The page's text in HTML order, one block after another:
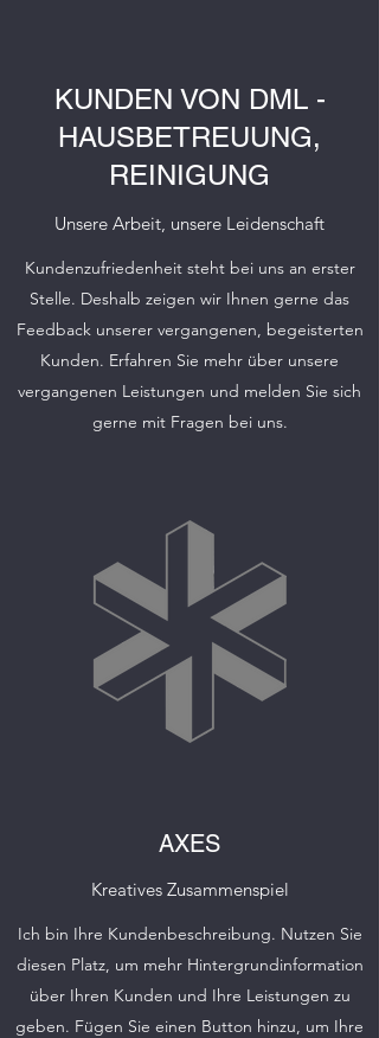
KUNDEN VON DML -
HAUSBETREUUNG,
REINIGUNG
Unsere Arbeit, unsere Leidenschaft
Kundenzufriedenheit steht bei uns an erster
Stelle. Deshalb zeigen wir Ihnen gerne das
Feedback unserer vergangenen, begeisterten
Kunden. Erfahren Sie mehr über unsere
vergangenen Leistungen und melden Sie sich
gerne mit Fragen bei uns.
AXES
Kreatives Zusammenspiel
Ich bin Ihre Kundenbeschreibung. Nutzen Sie
diesen Platz, um mehr Hintergrundinformation
über Ihren Kunden und Ihre Leistungen zu
geben. Fügen Sie einen Button hinzu, um Ihre